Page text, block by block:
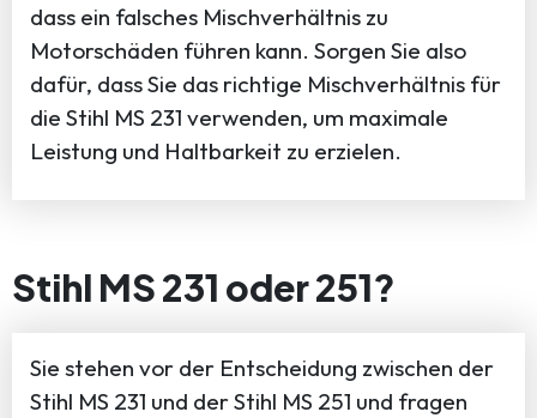
dass ein falsches Mischverhältnis zu
Motorschäden führen kann. Sorgen Sie also
dafür, dass Sie das richtige Mischverhältnis für
die Stihl MS 231 verwenden, um maximale
Leistung und Haltbarkeit zu erzielen.
Stihl MS 231 oder 251?
Sie stehen vor der Entscheidung zwischen der
Stihl MS 231 und der Stihl MS 251 und fragen